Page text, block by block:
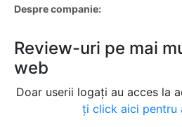
Despre companie:
Review-uri pe mai
web
Doar userii logați au acces la
ți click aici pentru